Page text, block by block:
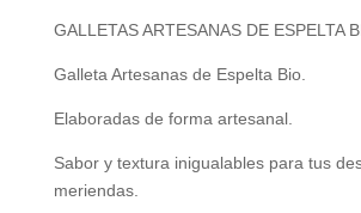
GALLETAS ARTESANAS DE ESPELTA
Galleta Artesanas de Espelta Bio.
Elaboradas de forma artesanal.
Sabor y textura inigualables para tus
meriendas.